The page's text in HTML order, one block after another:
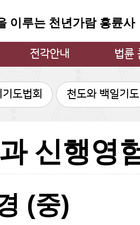
이루는 천년가람 흥륜사
전각안내
대웅전
만불전
관음굴
삼성각
종무소
쉼터
법륜
법륜
큰스님
법륜
도법회 천도와 백일기도
신행영
(중)